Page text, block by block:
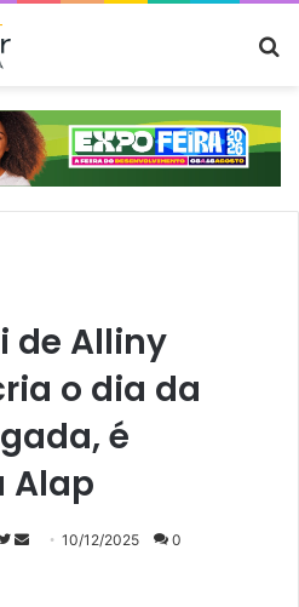
de Alliny
o dia da
é
Alap
SigaMande10/12/2025 0